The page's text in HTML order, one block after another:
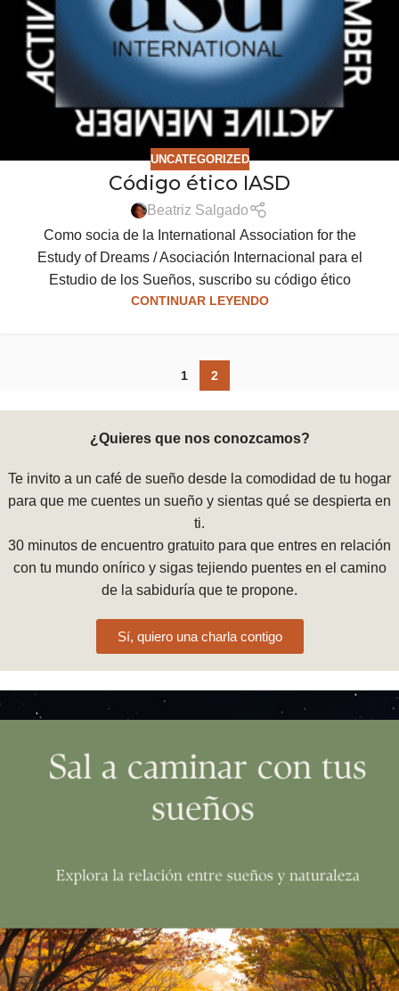
UNCATEGORIZED
Código ético IASD
Beatriz Salgado
Como socia de la International Association for the
Estudy of Dreams / Asociación Internacional para el
Estudio de los Sueños, suscribo su código ético
CONTINUAR LEYENDO
1 2
¿Quieres que nos conozcamos?
Te invito a un café de sueño desde la comodidad de tu hogar
para que me cuentes un sueño y sientas qué se despierta en
ti.
30 minutos de encuentro gratuito para que entres en relación
con tu mundo onírico y sigas tejiendo puentes en el camino
de la sabiduría que te propone.
Sí, quiero una charla contigo